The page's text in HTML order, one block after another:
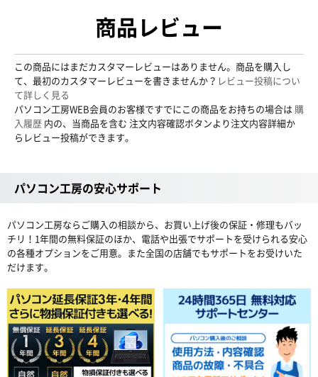
商品レビュー
この商品にはまだカスタマーレビューはありません。商品を購入し
て、最初のカスタマーレビューを書きませんか？ レビュー投稿につい
て詳しく見る
パソコン工房WEB会員のお客様ですでにこの商品をお持ちの場合は 購
入履歴 内の、当商品を含む 注文内容確認ボタンより注文内容詳細か
らレビュー投稿ができます。
パソコン工房の安心サポート
パソコン工房ならご購入の相談から、お買い上げ後の保証・修理もバッ
チリ！1年間の無料保証のほか、電話や出張でサポートを受けられる安心
の各種オプションをご用意。また全国の店舗でもサポートをお受けいた
だけます。